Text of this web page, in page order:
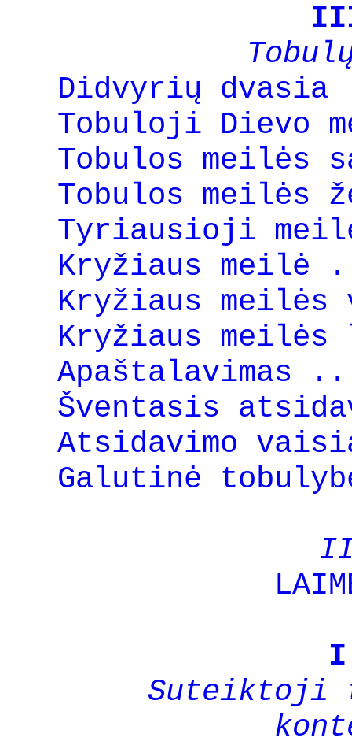
Didvyrių
Tobuloji
Tobulos
Tobulos
Tyriausioji
Kryžiaus
Kryžiaus
Kryžiaus
Šventasis
Atsidavimo
Galutinė
II
I
Suteiktoji